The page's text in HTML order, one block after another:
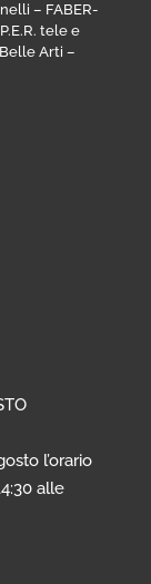
– FABER-
P.E.R. tele e
Arti –
l’orario
alle